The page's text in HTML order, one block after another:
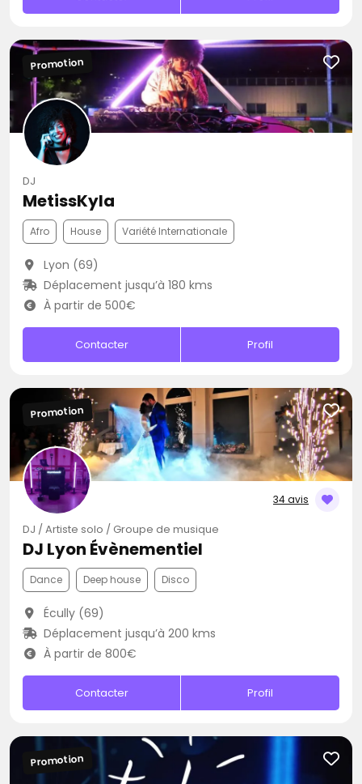
Promotion
DJ
MetissKyla
Afro House Variété Internationale
Lyon (69)
Déplacement jusqu’à 180 kms
À partir de 500€
Contacter Profil
34 avis
Promotion
DJ / Artiste solo / Groupe de musique
DJ Lyon Évènementiel
Dance Deep house Disco
Écully (69)
Déplacement jusqu’à 200 kms
À partir de 800€
Contacter Profil
Promotion